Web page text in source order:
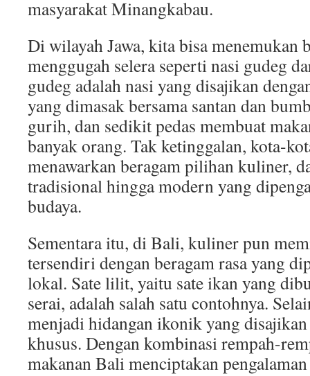
masyarakat Minangkabau.
Di wilayah Jawa, kita bisa menemukan
menggugah selera seperti nasi gudeg
gudeg adalah nasi yang disajikan
yang dimasak bersama santan dan
gurih, dan sedikit pedas membuat
banyak orang. Tak ketinggalan, kota-
menawarkan beragam pilihan kuliner,
tradisional hingga modern yang
budaya.
Sementara itu, di Bali, kuliner pun
tersendiri dengan beragam rasa yang
lokal. Sate lilit, yaitu sate ikan yang
serai, adalah salah satu contohnya.
menjadi hidangan ikonik yang disajikan
khusus. Dengan kombinasi rempah-
makanan Bali menciptakan